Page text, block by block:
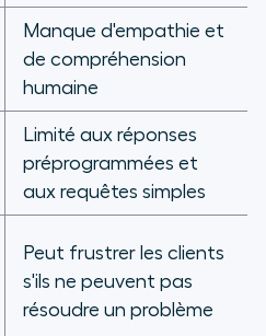
Manque d'empathie et
de compréhension
humaine
Limité aux réponses
préprogrammées et
aux requêtes simples
Peut frustrer les clients
s'ils ne peuvent pas
résoudre un problème